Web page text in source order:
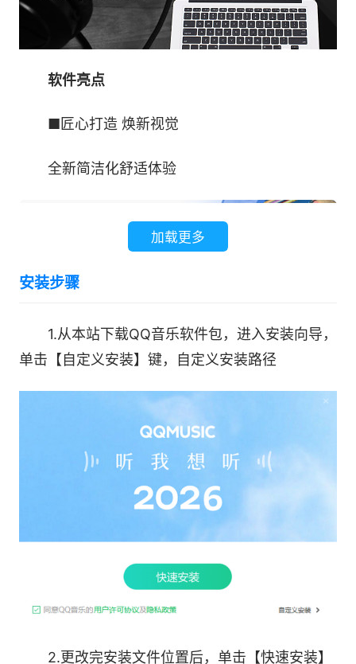
软件亮点
■匠心打造 焕新视觉
全新简洁化舒适体验
■全新界面 自由定制
左侧导航栏支持自定义
加载更多
安装步骤
1.从本站下载QQ音乐软件包，进入安装向导，
单击【自定义安装】键，自定义安装路径
2.更改完安装文件位置后，单击【快速安装】